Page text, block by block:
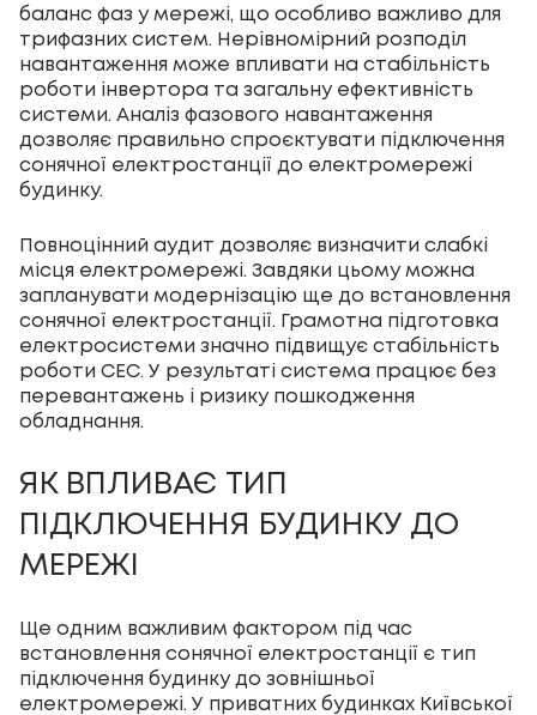
баланс фаз у мережі, що особливо важливо для
трифазних систем. Нерівномірний розподіл
навантаження може впливати на стабільність
роботи інвертора та загальну ефективність
системи. Аналіз фазового навантаження
дозволяє правильно спроєктувати підключення
сонячної електростанції до електромережі
будинку.
Повноцінний аудит дозволяє визначити слабкі
місця електромережі. Завдяки цьому можна
запланувати модернізацію ще до встановлення
сонячної електростанції. Грамотна підготовка
електросистеми значно підвищує стабільність
роботи СЕС. У результаті система працює без
перевантажень і ризику пошкодження
обладнання.
ЯК ВПЛИВАЄ ТИП
ПІДКЛЮЧЕННЯ БУДИНКУ ДО
МЕРЕЖІ
Ще одним важливим фактором під час
встановлення сонячної електростанції є тип
підключення будинку до зовнішньої
електромережі. У приватних будинках Київської